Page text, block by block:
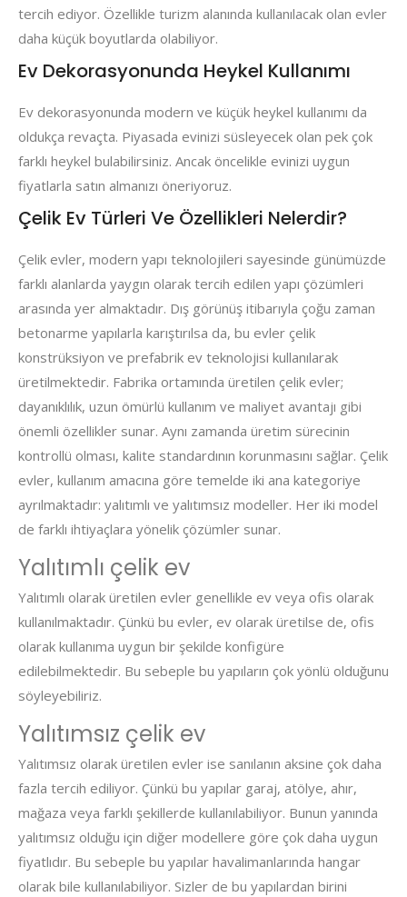
tercih ediyor. Özellikle turizm alanında kullanılacak olan evler
daha küçük boyutlarda olabiliyor.
Ev Dekorasyonunda Heykel Kullanımı
Ev dekorasyonunda modern ve küçük heykel kullanımı da
oldukça revaçta. Piyasada evinizi süsleyecek olan pek çok
farklı heykel bulabilirsiniz. Ancak öncelikle evinizi uygun
fiyatlarla satın almanızı öneriyoruz.
Çelik Ev Türleri Ve Özellikleri Nelerdir?
Çelik evler, modern yapı teknolojileri sayesinde günümüzde
farklı alanlarda yaygın olarak tercih edilen yapı çözümleri
arasında yer almaktadır. Dış görünüş itibarıyla çoğu zaman
betonarme yapılarla karıştırılsa da, bu evler çelik
konstrüksiyon ve prefabrik ev teknolojisi kullanılarak
üretilmektedir. Fabrika ortamında üretilen çelik evler;
dayanıklılık, uzun ömürlü kullanım ve maliyet avantajı gibi
önemli özellikler sunar. Aynı zamanda üretim sürecinin
kontrollü olması, kalite standardının korunmasını sağlar. Çelik
evler, kullanım amacına göre temelde iki ana kategoriye
ayrılmaktadır: yalıtımlı ve yalıtımsız modeller. Her iki model
de farklı ihtiyaçlara yönelik çözümler sunar.
Yalıtımlı çelik ev
Yalıtımlı olarak üretilen evler genellikle ev veya ofis olarak
kullanılmaktadır. Çünkü bu evler, ev olarak üretilse de, ofis
olarak kullanıma uygun bir şekilde konfigüre
edilebilmektedir. Bu sebeple bu yapıların çok yönlü olduğunu
söyleyebiliriz.
Yalıtımsız çelik ev
Yalıtımsız olarak üretilen evler ise sanılanın aksine çok daha
fazla tercih ediliyor. Çünkü bu yapılar garaj, atölye, ahır,
mağaza veya farklı şekillerde kullanılabiliyor. Bunun yanında
yalıtımsız olduğu için diğer modellere göre çok daha uygun
fiyatlıdır. Bu sebeple bu yapılar havalimanlarında hangar
olarak bile kullanılabiliyor. Sizler de bu yapılardan birini